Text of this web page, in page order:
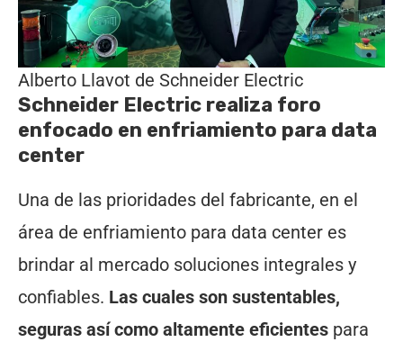
Alberto Llavot de Schneider Electric
Schneider Electric realiza foro
enfocado en enfriamiento para data
center
Una de las prioridades del fabricante, en el
área de enfriamiento para data center es
brindar al mercado soluciones integrales y
confiables. Las cuales son sustentables,
seguras así como altamente eficientes para